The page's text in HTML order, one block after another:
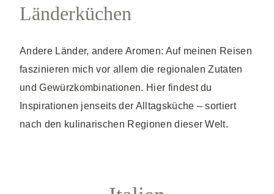
Länderküchen
Andere Länder, andere Aromen: Auf meinen Reisen
faszinieren mich vor allem die regionalen Zutaten
und Gewürzkombinationen. Hier findest du
Inspirationen jenseits der Alltagsküche – sortiert
nach den kulinarischen Regionen dieser Welt.